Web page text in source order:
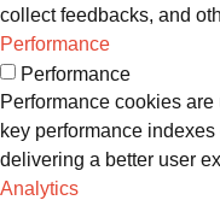
collect feedbacks, and
Performance
Performance
Performance cookies
key performance
delivering a better user
Analytics